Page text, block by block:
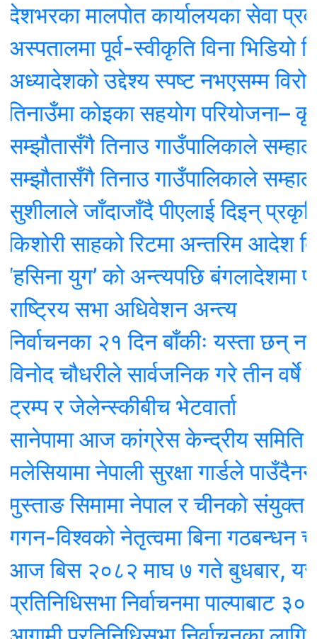
मालपोत कार्यालयका सेवा प्रवाहको
पूर्व-स्वीकृति विना भिडियो खिच्न
उद्देश्य स्पष्ट नभएसम्म विरोध
कोइका सहयोग परियोजना–
तिनाउ गाउँपालिकाले सम्हाल्यो
तिनाउ गाउँपालिकाले सम्हाल्यो
जाँदाजाँदै पीएलाई दिइन् प्रकृति
साहको रिटमा अन्तरिम आदेश दिन
युग’ को अन्त्यपछि बंगलादेशमा
सभा अधिवेशन अन्त्य
२१ दिन बाँकीः यस्ता छन् नागरिक
चौधरीले सार्वजनिक गरे तीन वर्षे
जेलेन्स्कीबीच भेटवार्ता
आज कांग्रेस केन्द्रीय समिति बैठक
नेपाली सुरक्षा गार्डले पाउँदैनन्
सिमामा नेपाल र चीनकाे संयुक्त सुरक्षा
नेतृत्वमा बिना गठबन्धन
२०८२ माघ ७ गते बुधबार, यस्ताे
निर्वाचनमा पाल्पाबाट ३०